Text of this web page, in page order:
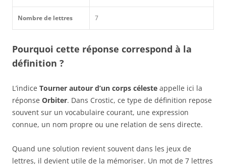
Nombre de lettres 7
Pourquoi cette réponse correspond à la
définition ?
L’indice Tourner autour d’un corps céleste appelle ici la
réponse Orbiter. Dans Crostic, ce type de définition repose
souvent sur un vocabulaire courant, une expression
connue, un nom propre ou une relation de sens directe.
Quand une solution revient souvent dans les jeux de
lettres, il devient utile de la mémoriser. Un mot de 7 lettres